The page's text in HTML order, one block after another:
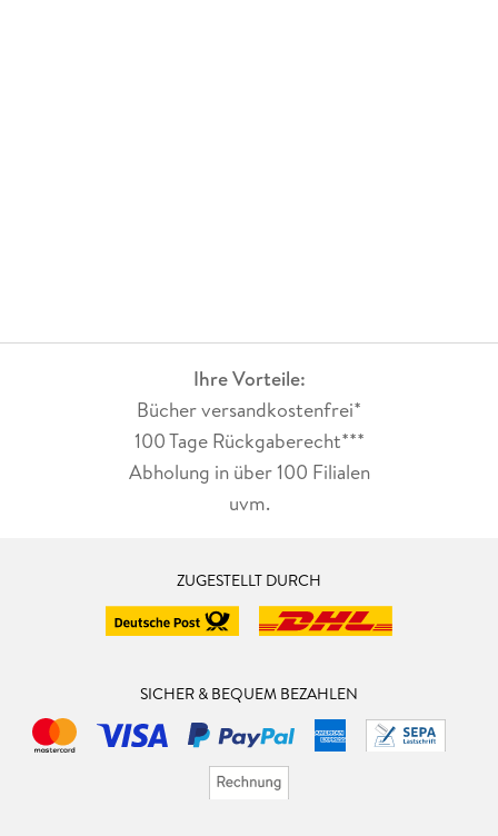
Ihre Vorteile:
Bücher versandkostenfrei*
100 Tage Rückgaberecht***
Abholung in über 100 Filialen
uvm.
ZUGESTELLT DURCH
SICHER & BEQUEM BEZAHLEN